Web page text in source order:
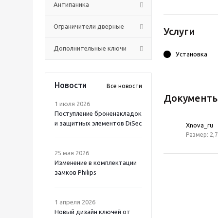
Антипаника
Ограничители дверные
Дополнительные ключи
Новости Все новости
1 июля 2026
Поступление броненакладок
и защитных элементов DiSec
25 мая 2026
Изменение в комплектации
замков Philips
1 апреля 2026
Новый дизайн ключей от
Услуги
Установка
Xnova_ru
Размер: